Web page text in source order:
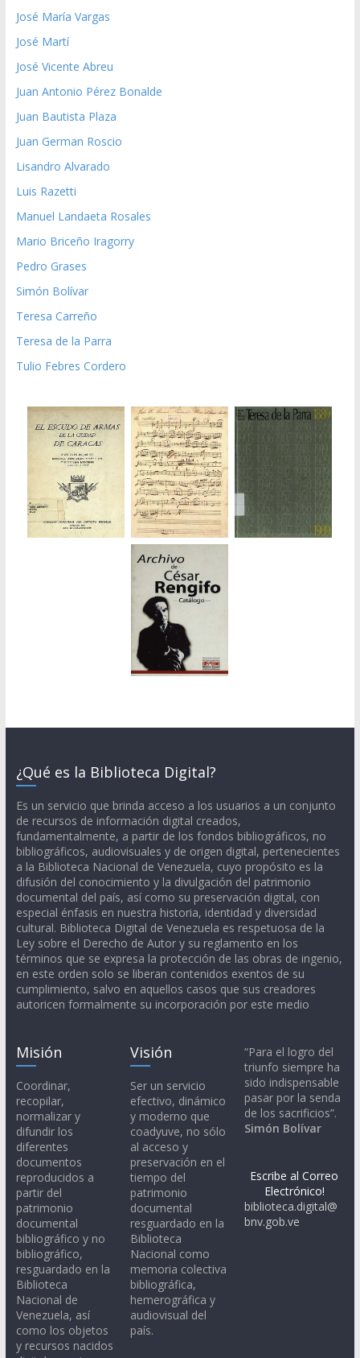
José María Vargas
José Martí
José Vicente Abreu
Juan Antonio Pérez Bonalde
Juan Bautista Plaza
Juan German Roscio
Lisandro Alvarado
Luis Razetti
Manuel Landaeta Rosales
Mario Briceño Iragorry
Pedro Grases
Simón Bolívar
Teresa Carreño
Teresa de la Parra
Tulio Febres Cordero
¿Qué es la Biblioteca Digital?
Es un servicio que brinda acceso a los usuarios a un conjunto
de recursos de información digital creados,
fundamentalmente, a partir de los fondos bibliográficos, no
bibliográficos, audiovisuales y de origen digital, pertenecientes
a la Biblioteca Nacional de Venezuela, cuyo propósito es la
difusión del conocimiento y la divulgación del patrimonio
documental del país, así como su preservación digital, con
especial énfasis en nuestra historia, identidad y diversidad
cultural. Biblioteca Digital de Venezuela es respetuosa de la
Ley sobre el Derecho de Autor y su reglamento en los
términos que se expresa la protección de las obras de ingenio,
en este orden solo se liberan contenidos exentos de su
cumplimiento, salvo en aquellos casos que sus creadores
autoricen formalmente su incorporación por este medio
Misión
Coordinar,
recopilar,
normalizar y
difundir los
diferentes
documentos
reproducidos a
partir del
patrimonio
documental
bibliográfico y no
bibliográfico,
resguardado en la
Biblioteca
Nacional de
Venezuela, así
como los objetos
y recursos nacidos
Visión
Ser un servicio
efectivo, dinámico
y moderno que
coadyuve, no sólo
al acceso y
preservación en el
tiempo del
patrimonio
documental
resguardado en la
Biblioteca
Nacional como
memoria colectiva
bibliográfica,
hemerográfica y
audiovisual del
país.
“Para el logro del
triunfo siempre ha
sido indispensable
pasar por la senda
de los sacrificios”.
Simón Bolívar
Escribe al Correo
Electrónico!
biblioteca.digital@
bnv.gob.ve